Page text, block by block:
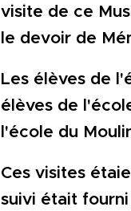
visite de ce
le devoir de
Les élèves de
élèves de
l'école du
Ces visites
suivi était